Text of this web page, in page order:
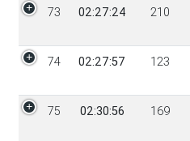
73 02:27:24 210
74 02:27:57 123
75 02:30:56 169